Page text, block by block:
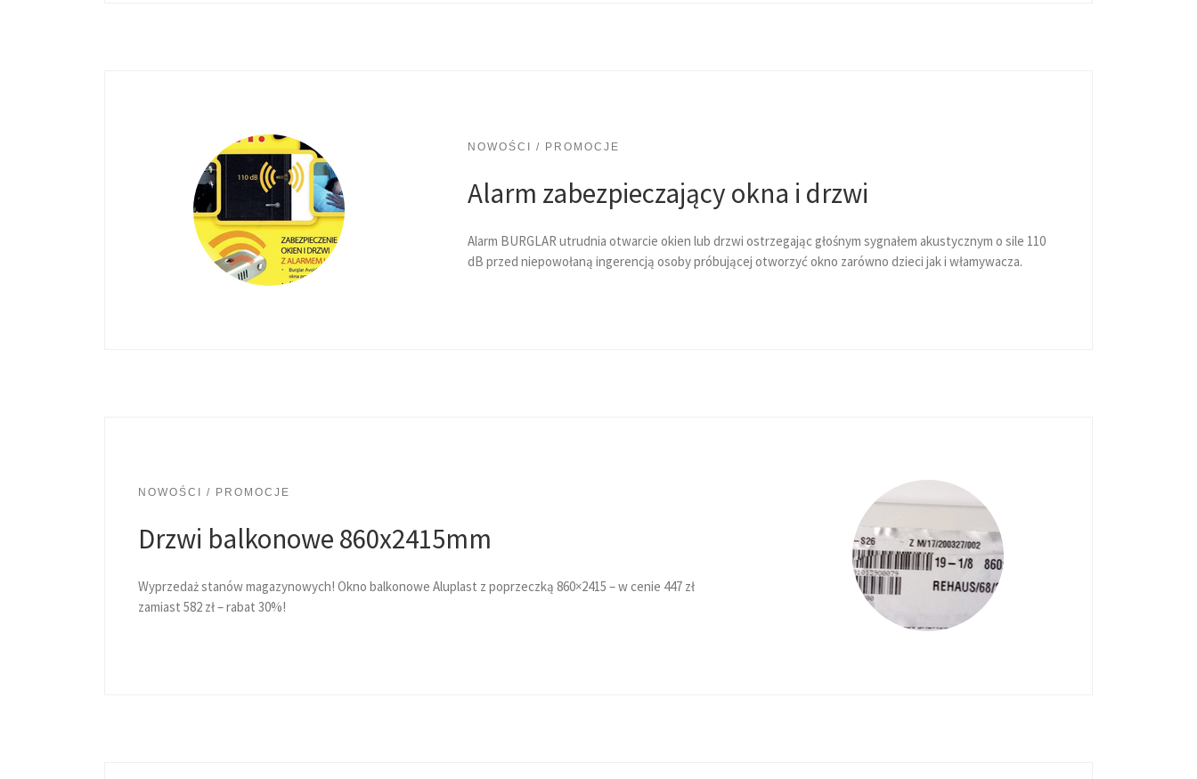
NOWOŚCI / PROMOCJE
Alarm zabezpieczający okna i drzwi
Alarm BURGLAR utrudnia otwarcie okien lub drzwi ostrzegając głośnym sygnałem akustycznym o sile 110
dB przed niepowołaną ingerencją osoby próbującej otworzyć okno zarówno dzieci jak i włamywacza.
NOWOŚCI / PROMOCJE
Drzwi balkonowe 860x2415mm
Wyprzedaż stanów magazynowych! Okno balkonowe Aluplast z poprzeczką 860×2415 – w cenie 447 zł
zamiast 582 zł – rabat 30%!